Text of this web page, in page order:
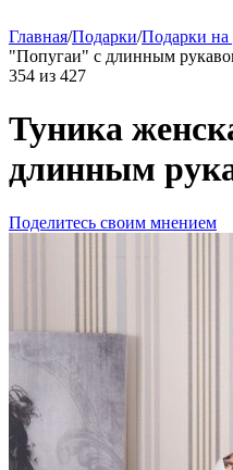
Главная/Подарки/Подарки
"Попугаи" с длинным
354 из 427
Туника
длинным
Поделитесь своим мнением